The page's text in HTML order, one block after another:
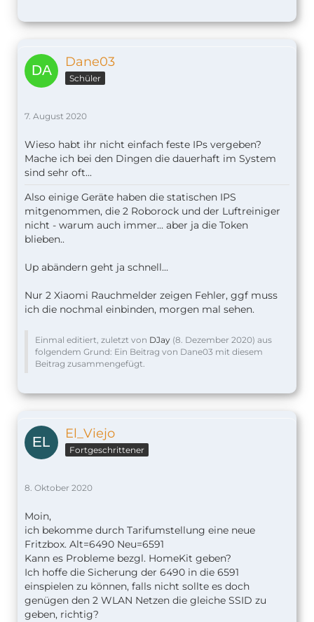
Dane03
Schüler
7. August 2020
Wieso habt ihr nicht einfach feste IPs vergeben?
Mache ich bei den Dingen die dauerhaft im System
sind sehr oft...
Also einige Geräte haben die statischen IPS
mitgenommen, die 2 Roborock und der Luftreiniger
nicht - warum auch immer... aber ja die Token
blieben..
Up abändern geht ja schnell...
Nur 2 Xiaomi Rauchmelder zeigen Fehler, ggf muss
ich die nochmal einbinden, morgen mal sehen.
Einmal editiert, zuletzt von DJay (8. Dezember 2020) aus
folgendem Grund: Ein Beitrag von Dane03 mit diesem
Beitrag zusammengefügt.
El_Viejo
Fortgeschrittener
8. Oktober 2020
Moin,
ich bekomme durch Tarifumstellung eine neue
Fritzbox. Alt=6490 Neu=6591
Kann es Probleme bezgl. HomeKit geben?
Ich hoffe die Sicherung der 6490 in die 6591
einspielen zu können, falls nicht sollte es doch
genügen den 2 WLAN Netzen die gleiche SSID zu
geben, richtig?